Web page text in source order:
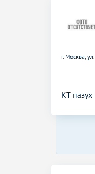
г. Москва,
КТ пазух